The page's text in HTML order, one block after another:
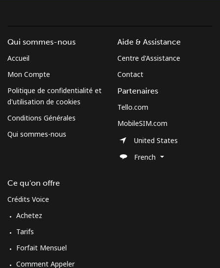
Qui sommes-nous
Accueil
Mon Compte
Politique de confidentialité et
d'utilisation de cookies
Conditions Générales
Qui sommes-nous
Ce qu'on offre
Crédits Voice
Achetez
Tarifs
Forfait Mensuel
Comment Appeler
Aide & Assistance
Centre d'Assistance
Contact
Partenaires
Tello.com
MobileSIM.com
United States
French